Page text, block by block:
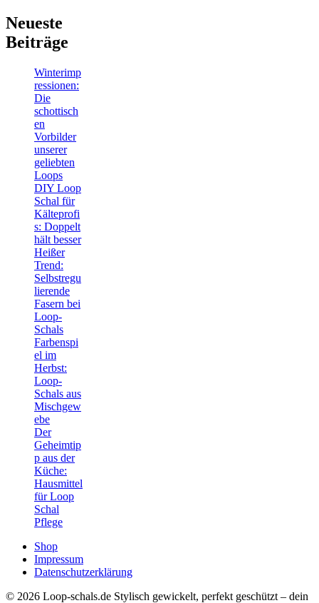
Neueste
Beiträge
Winterimp
ressionen:
Die
schottisch
en
Vorbilder
unserer
geliebten
Loops
DIY Loop
Schal für
Kälteprofi
s: Doppelt
hält besser
Heißer
Trend:
Selbstregu
lierende
Fasern bei
Loop-
Schals
Farbenspi
el im
Herbst:
Loop-
Schals aus
Mischgew
ebe
Der
Geheimtip
p aus der
Küche:
Hausmittel
für Loop
Schal
Pflege
Shop
Impressum
Datenschutzerklärung
© 2026 Loop-schals.de Stylisch gewickelt, perfekt geschützt – dein